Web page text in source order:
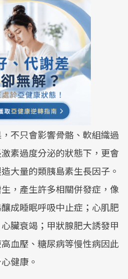
不只會影響骨骼、軟組織過
素過度分泌的狀態下，更會
大量的類胰島素生長因子。
，產生許多相關併發症，像
成睡眠呼吸中止症；心肌肥
臟衰竭；甲狀腺肥大誘發甲
血壓、糖尿病等慢性病因此
健康。